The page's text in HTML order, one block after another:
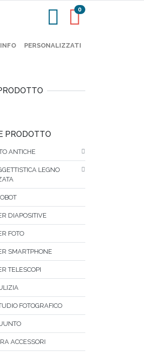
0
INFO PERSONALIZZATI
PRODOTTO
ANTICHE
LEGNO
DIAPOSITIVE
FOTO
SMARTPHONE
TELESCOPI
FOTOGRAFICO
ACCESSORI